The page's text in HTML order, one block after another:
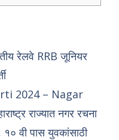
रेलवे RRB जूनियर
2024 – Nagar
राज्यात नगर रचना
१० वी पास युवकांसाठी